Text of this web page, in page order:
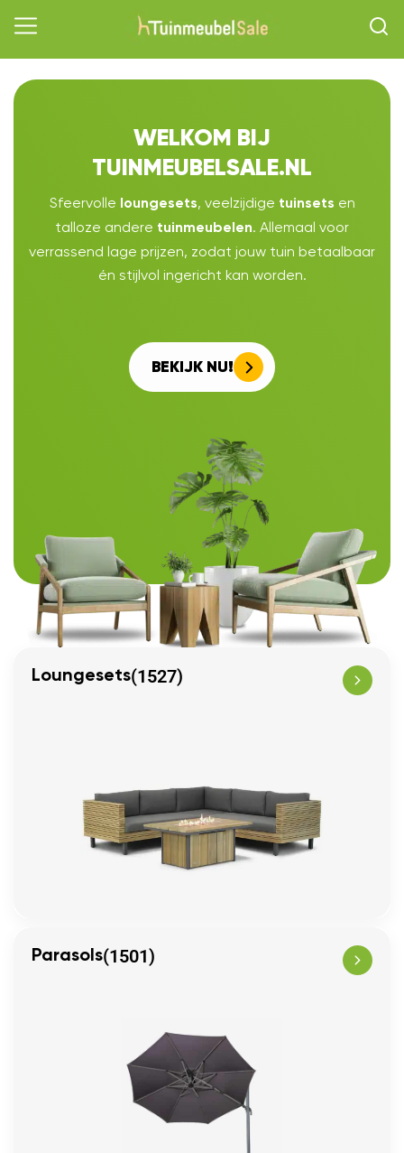
WELKOM BIJ
TUINMEUBELSALE.NL
Sfeervolle loungesets, veelzijdige tuinsets en
talloze andere tuinmeubelen. Allemaal voor
verrassend lage prijzen, zodat jouw tuin betaalbaar
én stijlvol ingericht kan worden.
BEKIJK NU!
Loungesets(1527)
Parasols(1501)